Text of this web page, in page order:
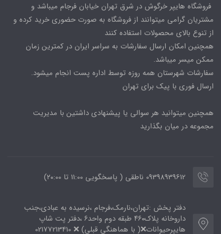
فروشگاه هایپر خرگوش در شرق تهران خیابان فرجام میباشد و
مشتریان گرامی میتوانند از فروشگاه به صورت حضوری خرید کرده و
از تنوع بالای محصولات استفاده کنند
همچنین امکان ارسال سفارشات به سراسر ایران در کمترین زمان
ممکن میسر میباشد.
سفارشات شهرستان همه روزه توسط اداره پست انجام میشود.
ارسال فوری با پیک برای تهران
همچنین میتوانید هر سوالی یا پیشنهادی داشتین با مدیریت
مجموعه در میان بگذارید
09398939612 ناطقی ( پاسخگویی 11:00 تا ۲۰:00)
دفتر پخش :تهران،نارمک،فرجام ،نرسیده به عبادی،جنب
داروخانه پلاک۴۶۰ طبقه دوم واحد۶ ،دفتر پت شاپ
هایپرحیوانات❌( با هماهنگی قبلی) ❌ 02177213410